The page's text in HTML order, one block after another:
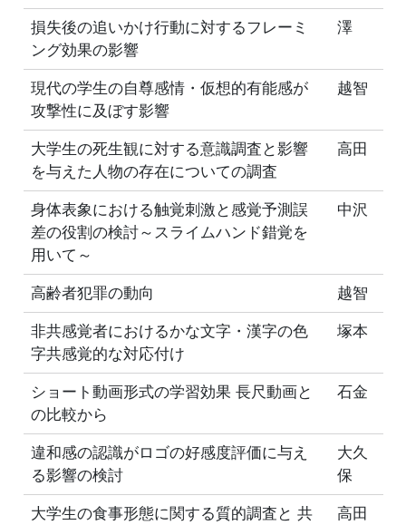
損失後の追いかけ行動に対するフレーミ
ング効果の影響
澤
現代の学生の自尊感情・仮想的有能感が
攻撃性に及ぼす影響
越智
大学生の死生観に対する意識調査と影響
を与えた人物の存在についての調査
高田
身体表象における触覚刺激と感覚予測誤
差の役割の検討～スライムハンド錯覚を
用いて～
中沢
高齢者犯罪の動向 越智
非共感覚者におけるかな文字・漢字の色
字共感覚的な対応付け
塚本
ショート動画形式の学習効果 長尺動画と
の比較から
石金
違和感の認識がロゴの好感度評価に与え
る影響の検討
大久
保
大学生の食事形態に関する質的調査と 共 高田